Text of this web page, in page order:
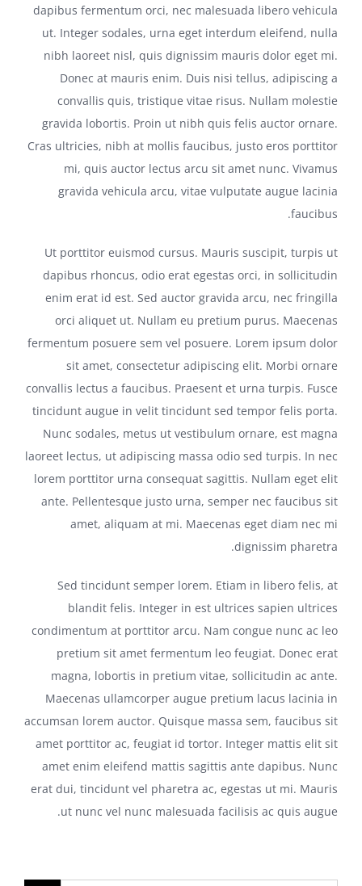
dapibus fermentum orci, nec malesuada libero vehicula
ut. Integer sodales, urna eget interdum eleifend, nulla
nibh laoreet nisl, quis dignissim mauris dolor eget mi.
Donec at mauris enim. Duis nisi tellus, adipiscing a
convallis quis, tristique vitae risus. Nullam molestie
gravida lobortis. Proin ut nibh quis felis auctor ornare.
Cras ultricies, nibh at mollis faucibus, justo eros porttitor
mi, quis auctor lectus arcu sit amet nunc. Vivamus
gravida vehicula arcu, vitae vulputate augue lacinia
faucibus.
Ut porttitor euismod cursus. Mauris suscipit, turpis ut
dapibus rhoncus, odio erat egestas orci, in sollicitudin
enim erat id est. Sed auctor gravida arcu, nec fringilla
orci aliquet ut. Nullam eu pretium purus. Maecenas
fermentum posuere sem vel posuere. Lorem ipsum dolor
sit amet, consectetur adipiscing elit. Morbi ornare
convallis lectus a faucibus. Praesent et urna turpis. Fusce
tincidunt augue in velit tincidunt sed tempor felis porta.
Nunc sodales, metus ut vestibulum ornare, est magna
laoreet lectus, ut adipiscing massa odio sed turpis. In nec
lorem porttitor urna consequat sagittis. Nullam eget elit
ante. Pellentesque justo urna, semper nec faucibus sit
amet, aliquam at mi. Maecenas eget diam nec mi
dignissim pharetra.
Sed tincidunt semper lorem. Etiam in libero felis, at
blandit felis. Integer in est ultrices sapien ultrices
condimentum at porttitor arcu. Nam congue nunc ac leo
pretium sit amet fermentum leo feugiat. Donec erat
magna, lobortis in pretium vitae, sollicitudin ac ante.
Maecenas ullamcorper augue pretium lacus lacinia in
accumsan lorem auctor. Quisque massa sem, faucibus sit
amet porttitor ac, feugiat id tortor. Integer mattis elit sit
amet enim eleifend mattis sagittis ante dapibus. Nunc
erat dui, tincidunt vel pharetra ac, egestas ut mi. Mauris
ut nunc vel nunc malesuada facilisis ac quis augue.